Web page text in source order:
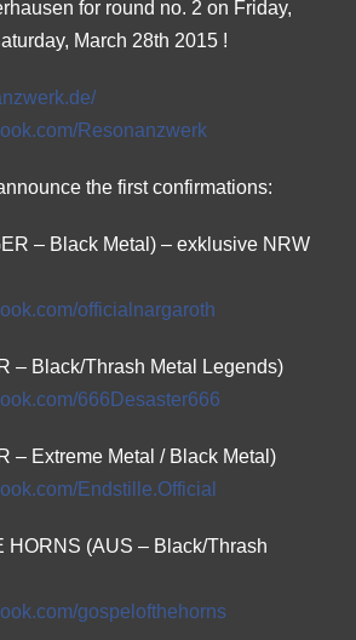
for round no. 2 on Friday,
March 28th 2015 !
Resonanzwerk
the first confirmations:
– Black Metal) – exklusive NRW
officialnargaroth
– Black/Thrash Metal Legends)
666Desaster666
– Extreme Metal / Black Metal)
Endstille.Official
HORNS (AUS – Black/Thrash
gospelofthehorns